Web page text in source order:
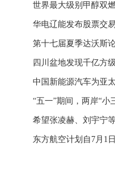
世界最大级别甲醇双
华电辽能发布股票交
第十七届夏季达沃斯
四川盆地发现千亿方
中国新能源汽车为亚
“五一”期间，两岸“小
希望张凌赫、刘宇宁
东方航空计划自7月1